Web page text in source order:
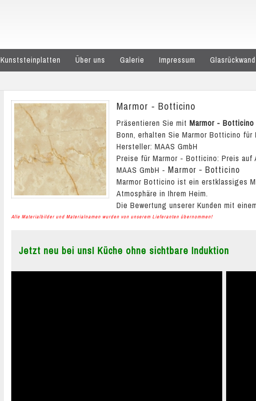
Kunststeinplatten Über uns Galerie Impressum Glasrückwand
Marmor - Botticino
Präsentieren Sie mit Marmor - Botticino
Bonn, erhalten Sie Marmor Botticino für
Hersteller: MAAS GmbH
Preise für Marmor - Botticino: Preis auf
MAAS GmbH - Marmor - Botticino
Marmor Botticino ist ein erstklassiges
Atmosphäre in Ihrem Heim.
Die Bewertung unserer Kunden mit
Alle Materialbilder und Materialnamen wurden von unserem Lieferanten übernommen!
Jetzt neu bei uns! Küche ohne sichtbare Induktion